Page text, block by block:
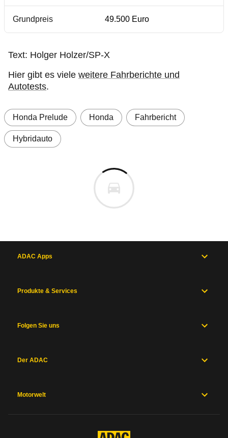
Grundpreis 49.500 Euro
Text: Holger Holzer/SP-X
Hier gibt es viele weitere Fahrberichte und
Autotests.
Honda Prelude Honda Fahrbericht
Hybridauto
ADAC Apps
Produkte & Services
Folgen Sie uns
Der ADAC
Motorwelt